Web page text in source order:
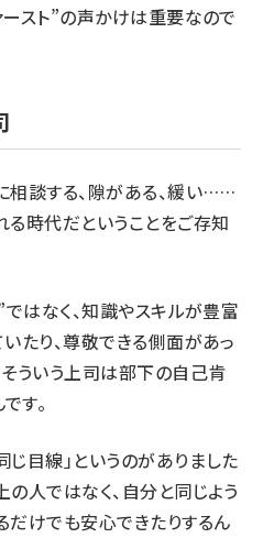
スト”の声かけは重要なので
相談する、隙がある、緩い……
る時代だということをご存知
はなく、知識やスキルが豊富
たり、尊敬できる側面があっ
ういう上司は部下の自己肯
す。
目線」というのがありました
人ではなく、自分と同じよう
だけでも安心できたりするん